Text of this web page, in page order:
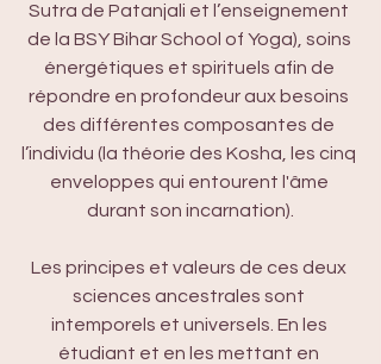
Sutra de Patanjali et l’enseignement
de la BSY Bihar School of Yoga), soins
énergétiques et spirituels afin de
répondre en profondeur aux besoins
des différentes composantes de
l’individu (la théorie des Kosha, les cinq
enveloppes qui entourent l'âme
durant son incarnation).
Les principes et valeurs de ces deux
sciences ancestrales sont
intemporels et universels. En les
étudiant et en les mettant en